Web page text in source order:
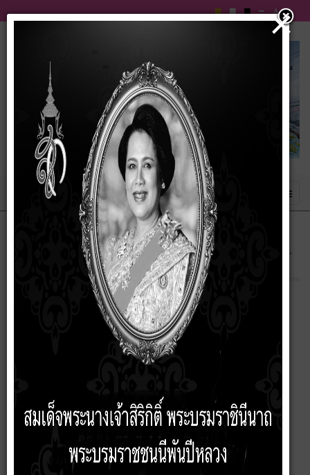
แผนปฏิบัติการป้องกันการทุจริต ประจำปี พ.ศ.
17 กุมภาพันธ์ 2567
แผนปฏิบัติการป้องกันการทุจริต ประจำปี พ.ศ. 2561-2565
×